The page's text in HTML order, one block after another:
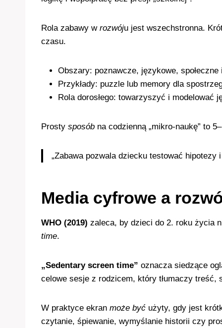
Rola zabawy w rozwóju jest wszechstronna.
czasu.
Obszary: poznawcze, językowe,
Przykłady: puzzle lub memory dla
Rola dorosłego: towarzyszyć i modelować
Prosty sposób na codzienną „mikro-naukę” to
„Zabawa pozwala dziecku testować
Media cyfrowe a
WHO (2019) zaleca, by dzieci do 2. roku życia
time.
„Sedentary screen time” oznacza siedzące
celowe sesje z rodzicem, który tłumaczy treść,
W praktyce ekran może być użyty, gdy jest
czytanie, śpiewanie, wymyślanie historii czy